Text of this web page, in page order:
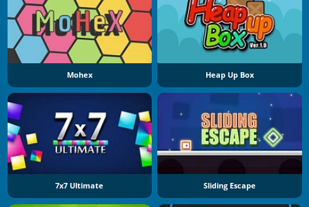
Mohex Heap Up Box
7x7 Ultimate Sliding Escape